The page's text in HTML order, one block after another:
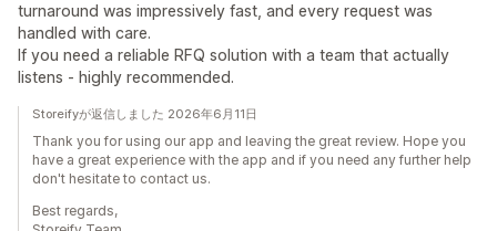
turnaround was impressively fast, and every request was
handled with care.
If you need a reliable RFQ solution with a team that actually
listens - highly recommended.
Storeifyが返信しました 2026年6月11日
Thank you for using our app and leaving the great review. Hope you
have a great experience with the app and if you need any further help
don't hesitate to contact us.
Best regards,